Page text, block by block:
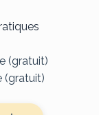
(gratuit)
(gratuit)